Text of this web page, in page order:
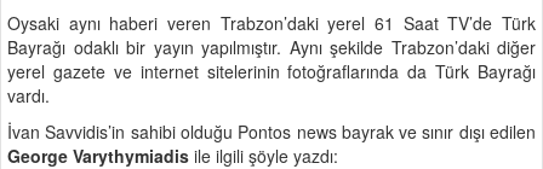
Oysaki aynı haberi veren Trabzon’daki yerel 61 Saat TV’de Türk
Bayrağı odaklı bir yayın yapılmıştır. Aynı şekilde Trabzon’daki diğer
yerel gazete ve internet sitelerinin fotoğraflarında da Türk Bayrağı
vardı.
İvan Savvidis’in sahibi olduğu Pontos news bayrak ve sınır dışı edilen
George Varythymiadis ile ilgili şöyle yazdı: